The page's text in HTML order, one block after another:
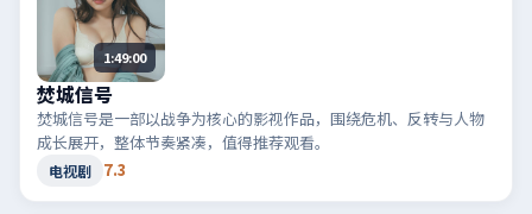
1:49:00
焚城信号
焚城信号是一部以战争为核心的影视作品，围绕危机、反转与人物
成长展开，整体节奏紧凑，值得推荐观看。
电视剧 7.3